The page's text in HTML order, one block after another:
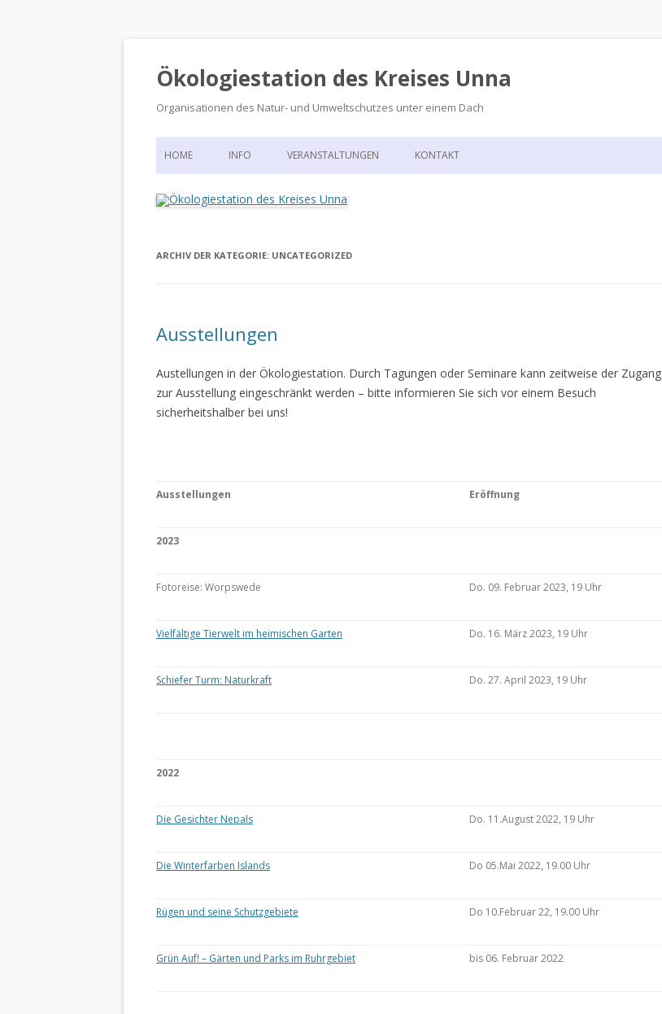
Ökologiestation des Kreises Unna
Organisationen des Natur- und Umweltschutzes unter einem Dach
Zum
HOME INFO VERANSTALTUNGEN KONTAKT
ARCHIV DER KATEGORIE: UNCATEGORIZED
Ausstellungen
Austellungen in der Ökologiestation. Durch Tagungen oder Seminare kann zeitweise der Zugang
zur Ausstellung eingeschränkt werden – bitte informieren Sie sich vor einem Besuch
sicherheitshalber bei uns!
Ausstellungen Eröffnung
2023
Fotoreise: Worpswede Do. 09. Februar 2023, 19 Uhr
Vielfältige Tierwelt im heimischen Garten Do. 16. März 2023, 19 Uhr
Schiefer Turm: Naturkraft Do. 27. April 2023, 19 Uhr
2022
Die Gesichter Nepals Do. 11.August 2022, 19 Uhr
Die Winterfarben Islands Do 05.Mai 2022, 19.00 Uhr
Rügen und seine Schutzgebiete Do 10.Februar 22, 19.00 Uhr
Grün Auf! – Gärten und Parks im Ruhrgebiet bis 06. Februar 2022